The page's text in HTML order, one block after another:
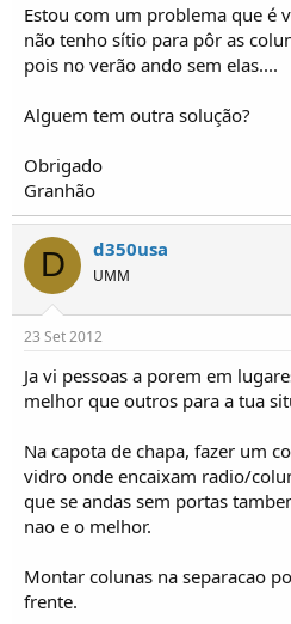
i
c
o
Estou com um problema que é
não tenho sítio para pôr as
pois no verão ando sem elas....
Alguem tem outra solução?
Obrigado
Granhão
D d350usa
UMM
23 Set 2012
Ja vi pessoas a porem em
melhor que outros para a tua
Na capota de chapa, fazer um
vidro onde encaixam radio/
que se andas sem portas
nao e o melhor.
Montar colunas na separacao
frente.